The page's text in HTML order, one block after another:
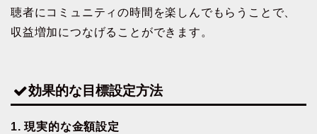
聴者にコミュニティの時間を楽しんでもらうことで、
収益増加につなげることができます。
効果的な目標設定方法
1. 現実的な金額設定